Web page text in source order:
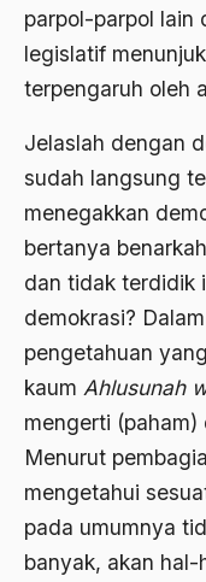
parpol-parpol lain
legislatif
terpengaruh oleh
Jelaslah dengan
sudah langsung
menegakkan
bertanya
dan tidak terdidik
demokrasi?
pengetahuan
kaum Ahlusunah
mengerti
Menurut
mengetahui
pada umumnya
banyak, akan
Ahmad Dhani
Ahmad Hasan Rurbi
Ahmad Khomeini
Ahmad Syafi’i Ma’arif
Ahmad Tirtisudiro
ahmad wahib
Ahmad Wahid
Ahmadiyah
Airport
Airport Changi